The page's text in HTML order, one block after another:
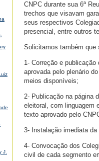
J.
CNPC durante sua 6ª
trechos que visavam
seus respectivos
presencial, entre outros
Solicitamos também que
1- Correção e
aprovada pelo plenário
meios disponíveis;
2- Publicação na página
eleitoral, com linguagem
texto aprovado pelo
3- Instalação imediata
4- Convocação dos
civil de cada segmento